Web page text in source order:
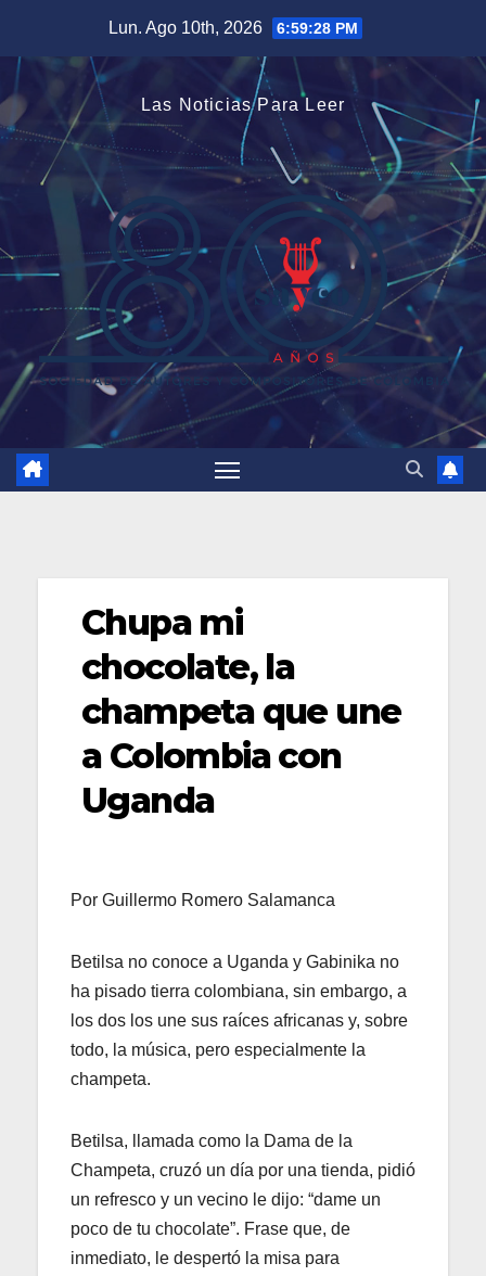
contenido
Lun. Ago 10th, 2026 6:59:28 PM
Las Noticias Para Leer
Chupa mi
chocolate, la
champeta que une
a Colombia con
Uganda
Por Guillermo Romero Salamanca
Betilsa no conoce a Uganda y Gabinika no
ha pisado tierra colombiana, sin embargo, a
los dos los une sus raíces africanas y, sobre
todo, la música, pero especialmente la
champeta.
Betilsa, llamada como la Dama de la
Champeta, cruzó un día por una tienda, pidió
un refresco y un vecino le dijo: “dame un
poco de tu chocolate”. Frase que, de
inmediato, le despertó la misa para